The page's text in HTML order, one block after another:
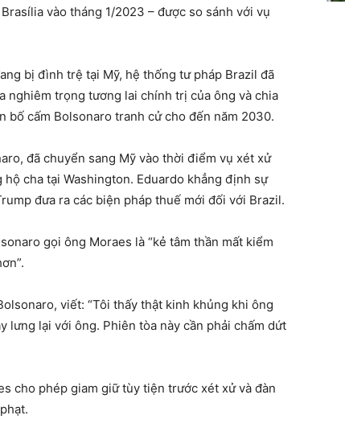
vào tháng 1/2023 – được so sánh với vụ
bị đình trệ tại Mỹ, hệ thống tư pháp Brazil đã
nghiêm trọng tương lai chính trị của ông và chia
bố cấm Bolsonaro tranh cử cho đến năm 2030.
đã chuyển sang Mỹ vào thời điểm vụ xét xử
cha tại Washington. Eduardo khẳng định sự
đưa ra các biện pháp thuế mới đối với Brazil.
gọi ông Moraes là “kẻ tâm thần mất kiểm
viết: “Tôi thấy thật kinh khủng khi ông
lưng lại với ông. Phiên tòa này cần phải chấm dứt
cho phép giam giữ tùy tiện trước xét xử và đàn